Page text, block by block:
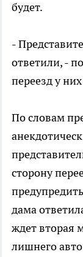
будет.
-
ответили, -
переезд у
По словам
сторону
дама
ждет вторая
лишнего